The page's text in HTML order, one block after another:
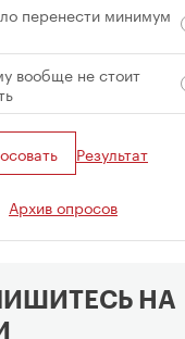
перенести минимум
вообще не стоит
Результат
Архив опросов
НА